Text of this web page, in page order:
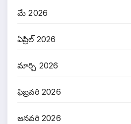
మే 2026
ఏప్రిల్ 2026
మార్చి 2026
ఫిబ్రవరి 2026
జనవరి 2026